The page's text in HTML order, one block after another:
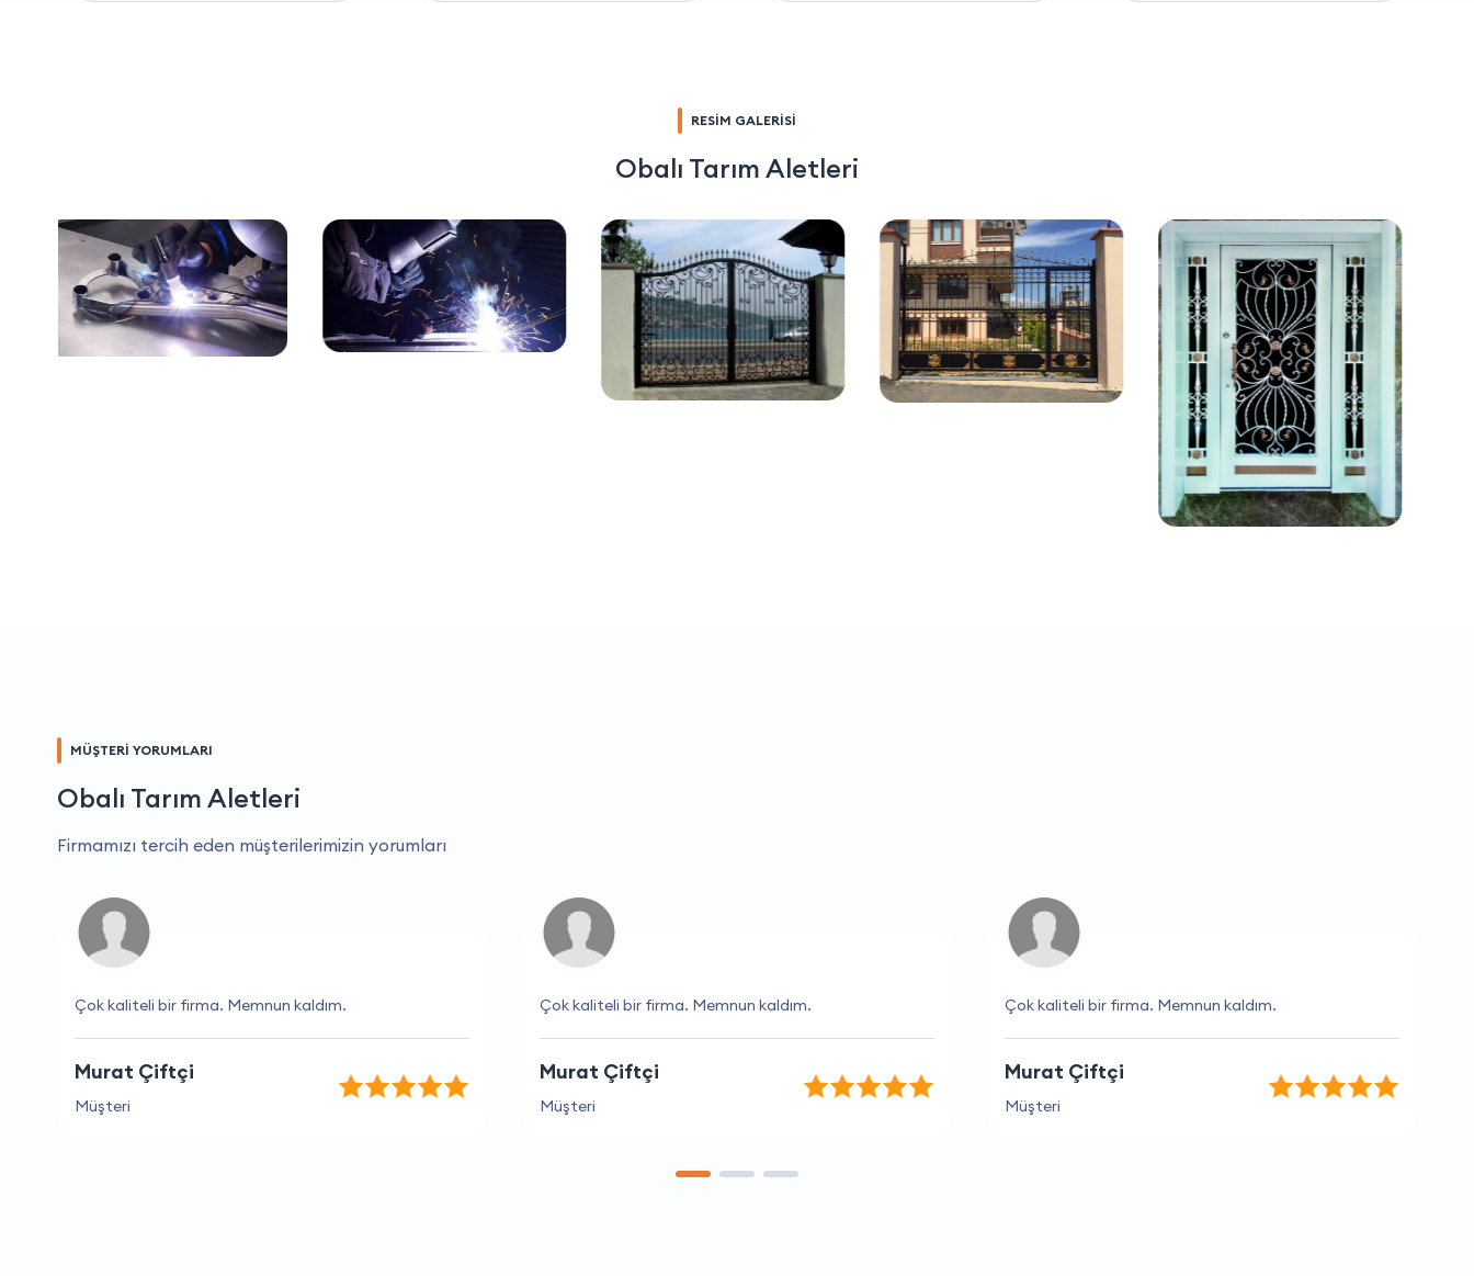
RESİM GALERİSİ
Obalı Tarım Aletleri
MÜŞTERİ YORUMLARI
Obalı Tarım Aletleri
Firmamızı tercih eden müşterilerimizin yorumları
Çok kaliteli bir firma. Memnun kaldım.
Murat Çiftçi
Müşteri
Çok kaliteli bir firma. Memnun kaldım.
Murat Çiftçi
Müşteri
Çok kaliteli bir firma. Memnun kaldım.
Murat Çiftçi
Müşteri